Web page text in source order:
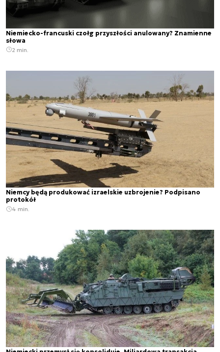
Niemiecko-francuski czołg przyszłości anulowany? Znamienne
słowa
2 min.
Niemcy będą produkować izraelskie uzbrojenie? Podpisano
protokół
4 min.